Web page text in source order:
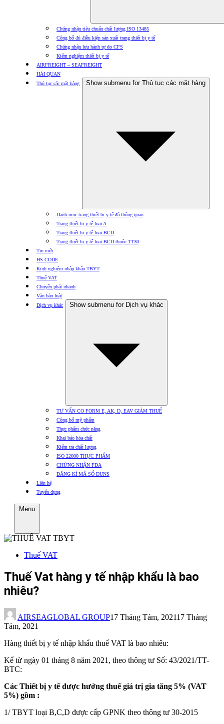
Chứng nhận tiêu chuẩn chất lượng ISO 13485
Công bố đủ điều kiện sản xuất trang thiết bị y tế
Chứng nhận lưu hành tự do CFS
Kiểm nghiệm thiết bị y tế
AIRFREIGHT – SEAFREIGHT
HẢI QUAN
Thủ tục các mặt hàng
Show submenu for Thủ tục các mặt hàng
Danh mục trang thiết bị y tế đã thông quan
Trang thiết bị y tế loại A
Trang thiết bị y tế loại BCD
Trang thiết bị y tế loại BCD thuộc TT30
Tin mới
HS CODE
Kinh nghiệm nhập khẩu TBYT
Thuế VAT
Chuyển phát nhanh
Văn bản luật
Dịch vụ khác
Show submenu for Dịch vụ khác
TƯ VẤN CO FORM E, AK, D, EAV GIẢM THUẾ
Công bố mỹ phẩm
Thực phẩm chức năng
Khai báo hóa chất
Kiểm tra chất lượng
ISO 22000 THỰC PHẨM
CHỨNG NHẬN FDA
ĐĂNG KÍ MÃ SỐ DUNS
Liên hệ
Tuyển dụng
Menu
Thuế VAT
Thuế Vat hàng y tế nhập khẩu là bao
nhiêu?
AIRSEAGLOBAL GROUP17 Tháng Tám, 202117 Tháng
Tám, 2021
Hàng thiết bị y tế nhập khẩu thuế VAT là bao nhiêu:
Kể từ ngày 01 tháng 8 năm 2021, theo thông tư Số: 43/2021/TT-
BTC:
Các Thiết bị y tế được hưởng thuế giá trị gia tăng 5% (VAT
5%) gồm :
1/ TBYT loại B,C,D được cấp GPNK theo thông tư 30-2015